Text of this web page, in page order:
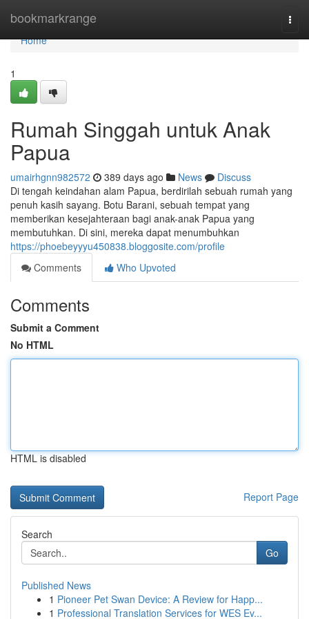
bookmarkrange
Home
Home
1
Rumah Singgah untuk Anak
Papua
umairhgnn982572 389 days ago News
Discuss
Di tengah keindahan alam Papua, berdirilah sebuah rumah yang
penuh kasih sayang. Botu Barani, sebuah tempat yang
memberikan kesejahteraan bagi anak-anak Papua yang
membutuhkan. Di sini, mereka dapat menumbuhkan
https://phoebeyyyu450838.bloggosite.com/profile
Comments
Who Upvoted
Comments
Submit a Comment
No HTML
HTML is disabled
Report Page
Search
Go
Published News
1 Pioneer Pet Swan Device: A Review for Happ...
1 Professional Translation Services for WES Ev...